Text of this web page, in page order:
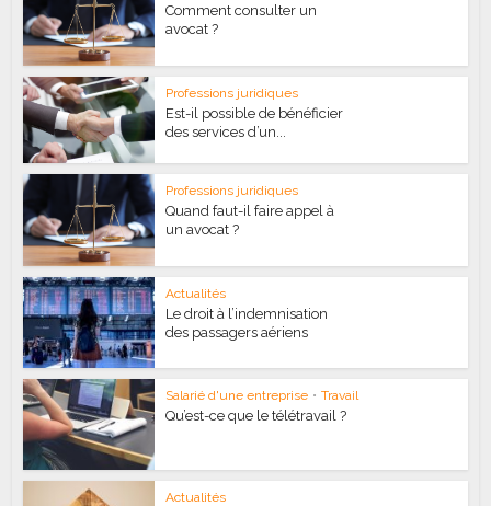
Comment consulter un
avocat ?
Professions juridiques
Est-il possible de bénéficier
des services d’un...
Professions juridiques
Quand faut-il faire appel à
un avocat ?
Actualités
Le droit à l’indemnisation
des passagers aériens
Salarié d'une entreprise • Travail
Qu’est-ce que le télétravail ?
Actualités